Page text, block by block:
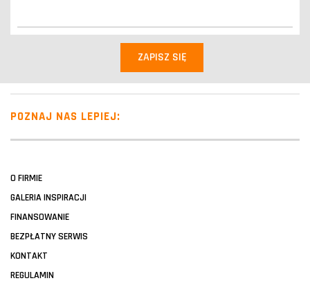
POZNAJ NAS LEPIEJ:
O FIRMIE
GALERIA INSPIRACJI
FINANSOWANIE
BEZPŁATNY SERWIS
KONTAKT
REGULAMIN